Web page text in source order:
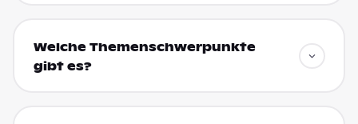
Welche Themenschwerpunkte
gibt es?